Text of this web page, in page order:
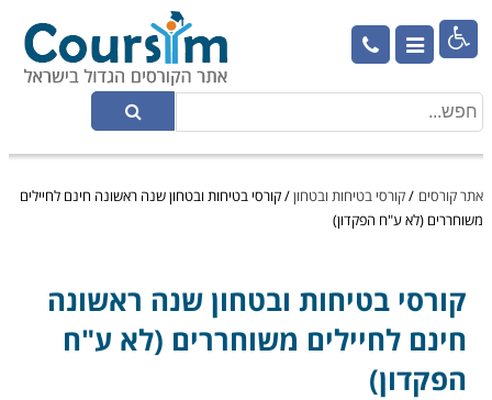

אתר קורסים /קורסי בטיחות ובטחון/קורסי בטיחות ובטחון שנה ראשונה חינם לחיילים
משוחררים (לא ע"ח הפקדון)
קורסי בטיחות ובטחון שנה ראשונה
חינם לחיילים משוחררים (לא ע"ח
הפקדון)